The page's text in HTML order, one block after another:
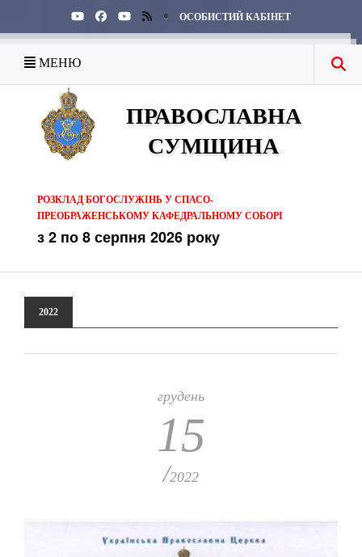
ОСОБИСТИЙ КАБІНЕТ
МЕНЮ
ПРАВОСЛАВНА
СУМЩИНА
РОЗКЛАД БОГОСЛУЖІНЬ У СПАСО-
ПРЕОБРАЖЕНСЬКОМУ КАФЕДРАЛЬНОМУ СОБОРІ
з 2 по 8 серпня 2026 року
2022
грудень
15
/2022